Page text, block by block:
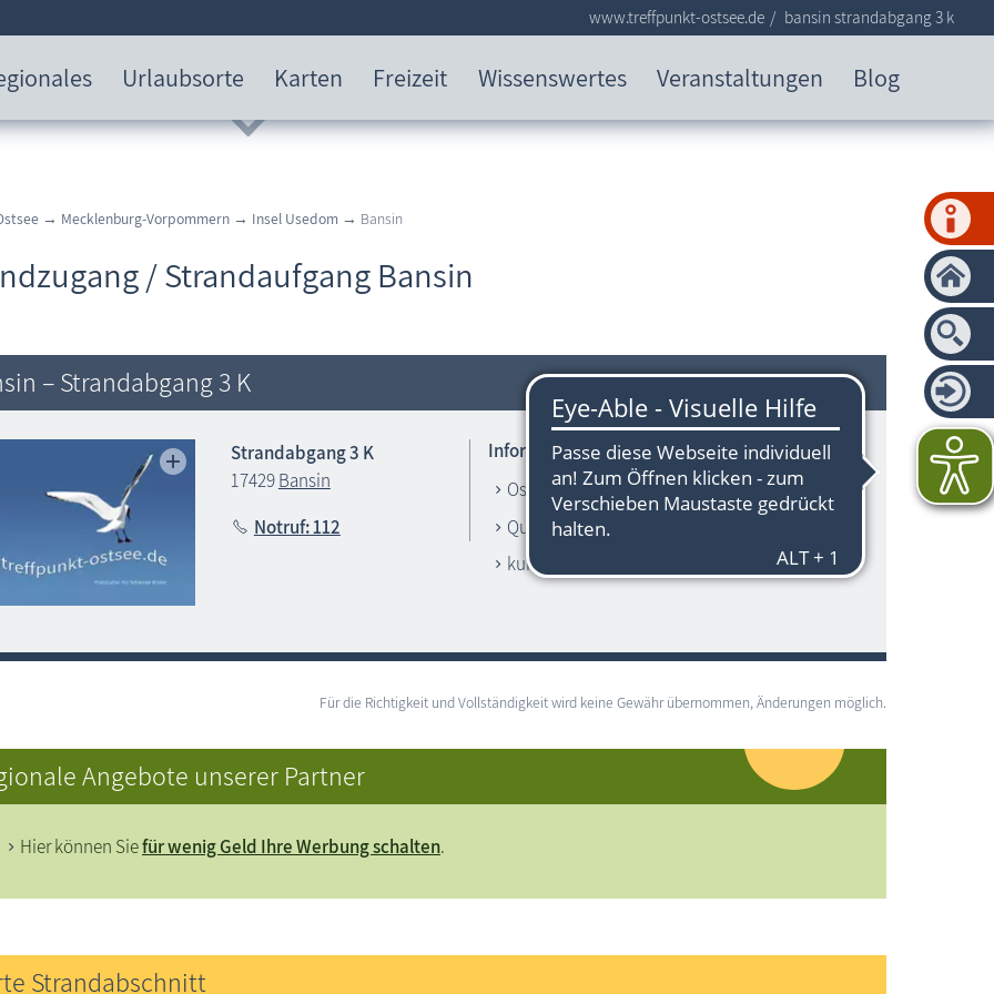
Urlaubsorte Karten Freizeit Wissenswertes Veranstaltungen Blog
www.treffpunkt-ostsee.de bansin strandabgang 3 k
→ Mecklenburg-Vorpommern → Insel Usedom → Bansin
/ Strandaufgang Bansin
– Strandabgang 3 K
Strandabgang 3 K
17429Bansin
Notruf: 112
Informationen zum Strandbereich
Ostsee
Quadzufahrt
kurabgabepflichtig
Für die Richtigkeit und Vollständigkeit wird keine Gewähr übernommen, Änderungen möglich.
Angebote unserer Partner
Hier können Siefür wenig Geld Ihre Werbung schalten.
Strandabschnitt